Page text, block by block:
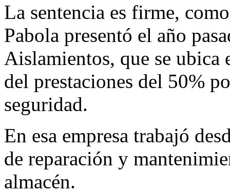
La sentencia es firme,
Pabola presentó el año
Aislamientos, que se ubica
del prestaciones del 50%
seguridad.
En esa empresa trabajó
de reparación y
almacén.